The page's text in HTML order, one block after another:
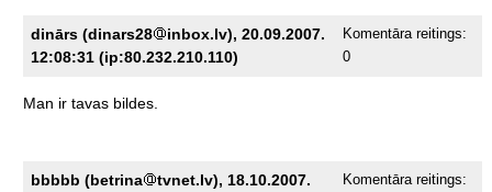
dinārs (dinars28
inbox.lv), 20.09.2007.
12:08:31 (ip:80.232.210.110)
Komentāra reitings:
0
Man ir tavas bildes.
bbbbb (betrina
tvnet.lv), 18.10.2007.
Komentāra reitings: